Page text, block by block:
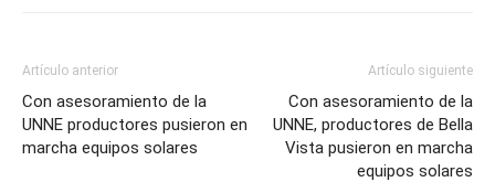
Artículo anterior
Con asesoramiento de la
UNNE productores pusieron en
marcha equipos solares
Artículo siguiente
Con asesoramiento de la
UNNE, productores de Bella
Vista pusieron en marcha
equipos solares